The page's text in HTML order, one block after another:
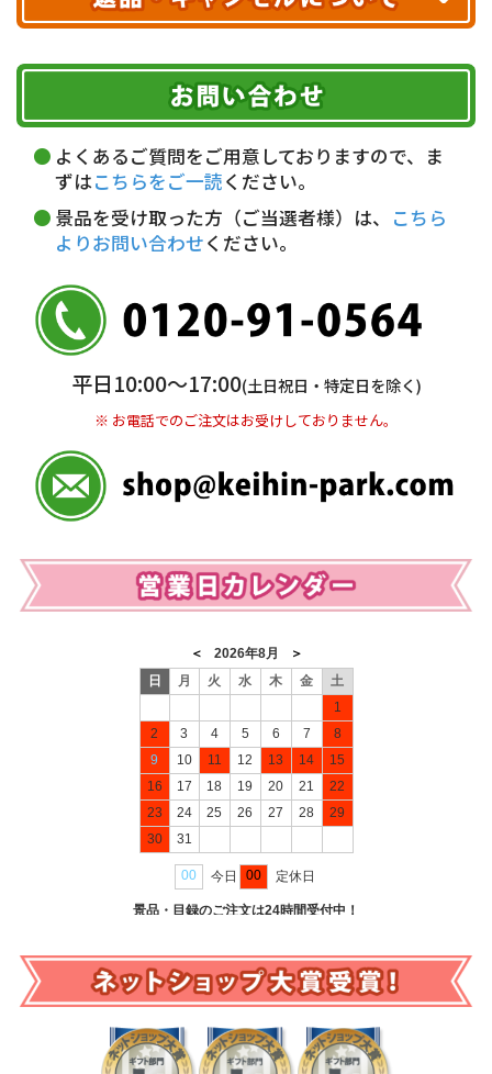
ヤマト運輸
お届け可能時間帯
午前中 14～16時
16～18時
18～20時
19～21時 指定なし
代金引換(現金のみ)
5,000円未満…330円(税込)
銀行振込(前払い)
普通 7263489
＜口座名＞ カ）ディースタイル
※ 振込み手数料お客様ご負担。
期限を含むルール（条件）や、お客様にご負担い
ただく費用がございます。
詳しくはこちら▶
よくあるご質問をご用意しておりますので、ま
ずはこちらをご一読ください。
景品を受け取った方（ご当選者様）は、 こちら
よりお問い合わせください。
平日10:00〜17:00(土日祝日・特定日を除く)
※ お電話でのご注文はお受けしておりません。